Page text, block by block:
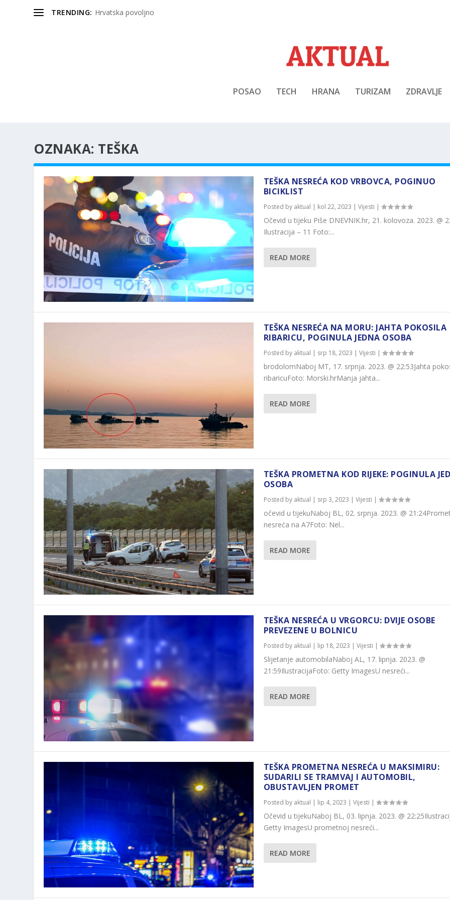
TRENDING: Hrvatska povoljno
POSAO TECH HRANA TURIZAM ZDRAVLJE
OZNAKA: TEŠKA
TEŠKA NESREĆA KOD VRBOVCA, POGINUO
BICIKLIST
Posted by aktual | kol 22, 2023 | Vijesti |
Očevid u tijeku Piše DNEVNIK.hr, 21. kolovoza. 2023. @
Ilustracija – 11 Foto:...
READ MORE
TEŠKA NESREĆA NA MORU: JAHTA POKOSILA
RIBARICU, POGINULA JEDNA OSOBA
Posted by aktual | srp 18, 2023 | Vijesti |
brodolomNaboj MT, 17. srpnja. 2023. @ 22:53Jahta
ribaricuFoto: Morski.hrManja jahta...
READ MORE
TEŠKA PROMETNA KOD RIJEKE: POGINULA
OSOBA
Posted by aktual | srp 3, 2023 | Vijesti |
očevid u tijekuNaboj BL, 02. srpnja. 2023. @
nesreća na A7Foto: Nel...
READ MORE
TEŠKA NESREĆA U VRGORCU: DVIJE OSOBE
PREVEZENE U BOLNICU
Posted by aktual | lip 18, 2023 | Vijesti |
Slijetanje automobilaNaboj AL, 17. lipnja. 2023. @
21:59IlustracijaFoto: Getty ImagesU nesreći...
READ MORE
TEŠKA PROMETNA NESREĆA U MAKSIMIRU:
SUDARILI SE TRAMVAJ I AUTOMOBIL,
OBUSTAVLJEN PROMET
Posted by aktual | lip 4, 2023 | Vijesti |
Očevid u tijekuNaboj BL, 03. lipnja. 2023. @
Getty ImagesU prometnoj nesreći...
READ MORE